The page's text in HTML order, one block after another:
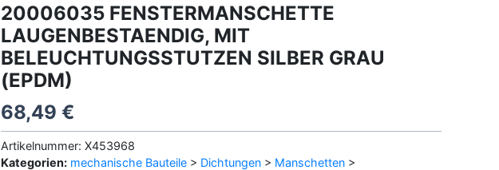
20006035 FENSTERMANSCHETTE
LAUGENBESTAENDIG, MIT
BELEUCHTUNGSSTUTZEN SILBER GRAU
(EPDM)
68,49 €
Artikelnummer: X453968
Kategorien: mechanische Bauteile > Dichtungen > Manschetten >